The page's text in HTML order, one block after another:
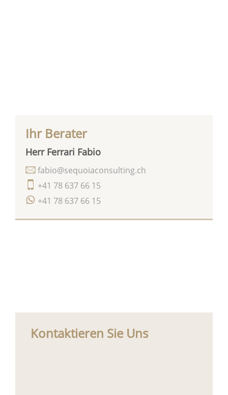
Ihr Berater
Herr Ferrari Fabio
+41 78 637 66 15
+41 78 637 66 15
fabio@sequoiaconsulting.ch
Kontaktieren Sie Uns